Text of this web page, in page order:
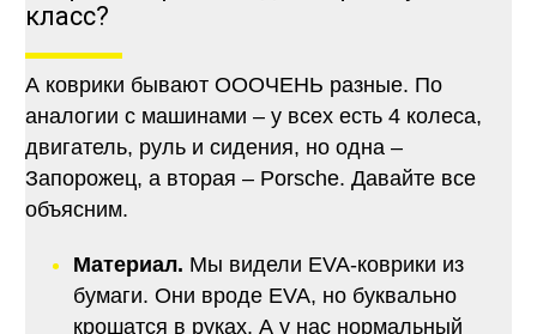
класс?
А коврики бывают ОООЧЕНЬ разные. По
аналогии с машинами – у всех есть 4 колеса,
двигатель, руль и сидения, но одна –
Запорожец, а вторая – Porsche. Давайте все
объясним.
Материал. Мы видели EVA-коврики из
бумаги. Они вроде EVA, но буквально
крошатся в руках. А у нас нормальный